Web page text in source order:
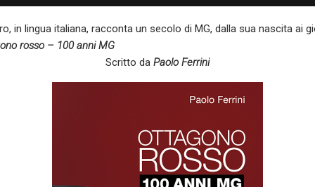
in lingua italiana, racconta un secolo di MG, dalla sua nascita ai
rosso – 100 anni MG
Scritto da Paolo Ferrini